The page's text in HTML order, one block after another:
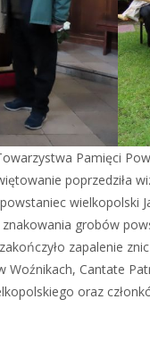
Pamięci
poprzedziła
wielkopolski
grobów
zapalenie
Woźnikach, Cantate
oraz